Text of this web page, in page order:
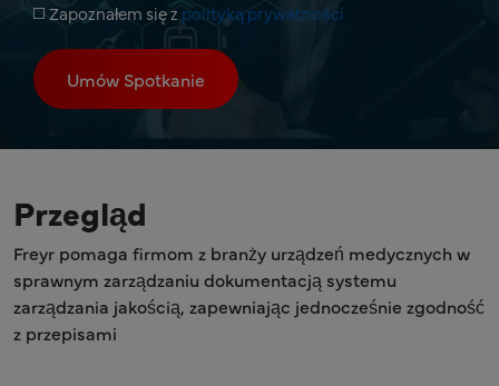
Zapoznałem się z polityką prywatności
Przegląd
Freyr pomaga firmom z branży urządzeń medycznych w
sprawnym zarządzaniu dokumentacją systemu
zarządzania jakością, zapewniając jednocześnie zgodność
z przepisami